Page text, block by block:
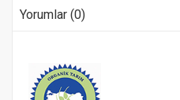
Yorumlar (0)